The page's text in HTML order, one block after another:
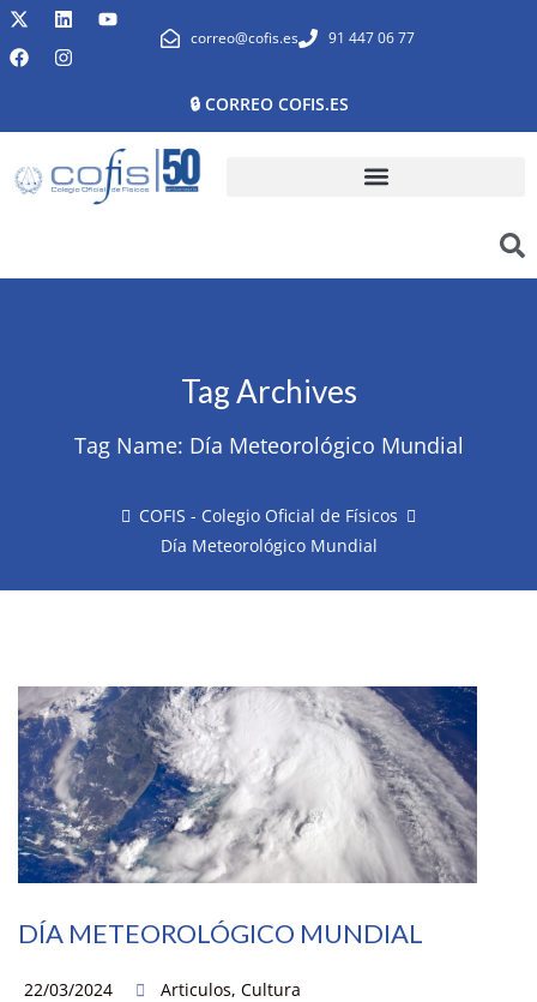
correo@cofis.es 91 447 06 77
🔒 CORREO COFIS.ES
Tag Archives
Tag Name: Día Meteorológico Mundial
COFIS - Colegio Oficial de Físicos
Día Meteorológico Mundial
DÍA METEOROLÓGICO MUNDIAL
22/03/2024 Articulos, Cultura